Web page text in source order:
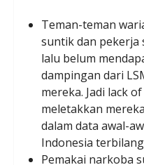
Teman-teman
suntik dan pekerja
lalu belum
dampingan dari
mereka. Jadi lack
meletakkan
dalam data awal-
Indonesia
Pemakai narkoba